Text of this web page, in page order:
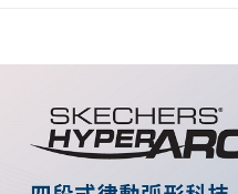
3.完整用戶服務條款，請詳閱以下